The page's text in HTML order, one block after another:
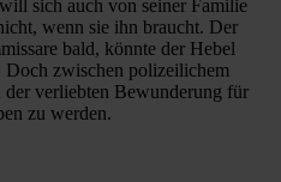
sich auch von seiner Familie
wenn sie ihn braucht. Der
bald, könnte der Hebel
Doch zwischen polizeilichem
verliebten Bewunderung für
zu werden.